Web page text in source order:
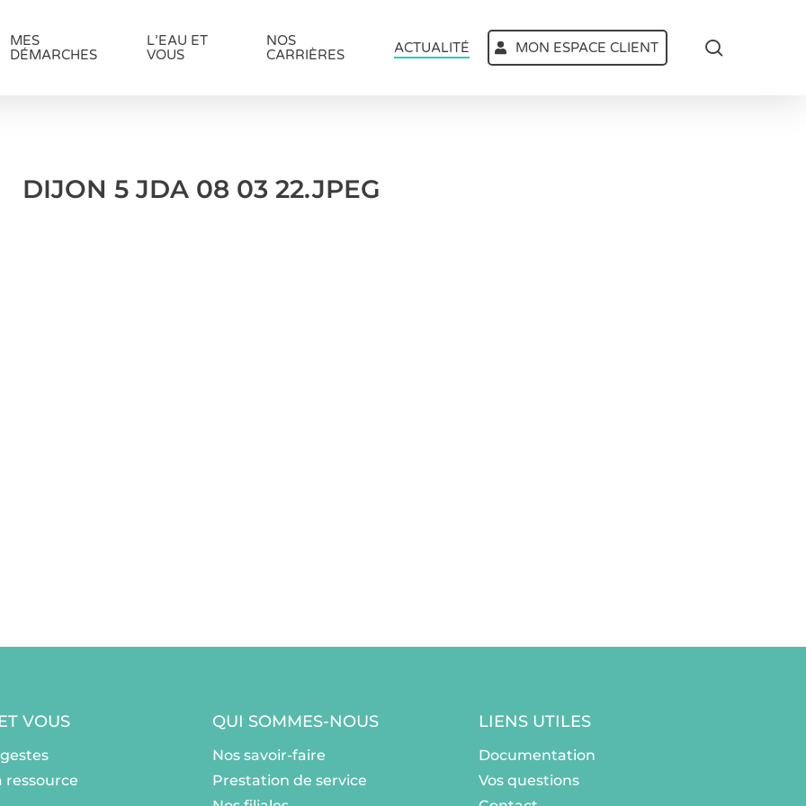
MES
DÉMARCHES
L’EAU ET
VOUS
NOS
CARRIÈRES
ACTUALITÉ MON ESPACE CLIENT
DIJON 5 JDA 08 03 22.JPEG
VOUS
ressource
QUI SOMMES-NOUS
Nos savoir-faire
Prestation de service
LIENS UTILES
Documentation
Vos questions